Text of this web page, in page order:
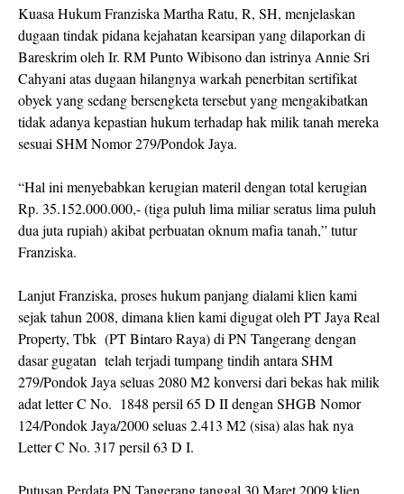
Kuasa Hukum Franziska Martha Ratu, R, SH, menjelaskan
dugaan tindak pidana kejahatan kearsipan yang dilaporkan di
Bareskrim oleh Ir. RM Punto Wibisono dan istrinya Annie Sri
Cahyani atas dugaan hilangnya warkah penerbitan sertifikat
obyek yang sedang bersengketa tersebut yang mengakibatkan
tidak adanya kepastian hukum terhadap hak milik tanah mereka
sesuai SHM Nomor 279/Pondok Jaya.
“Hal ini menyebabkan kerugian materil dengan total kerugian
Rp. 35.152.000.000,- (tiga puluh lima miliar seratus lima puluh
dua juta rupiah) akibat perbuatan oknum mafia tanah,” tutur
Franziska.
Lanjut Franziska, proses hukum panjang dialami klien kami
sejak tahun 2008, dimana klien kami digugat oleh PT Jaya Real
Property, Tbk (PT Bintaro Raya) di PN Tangerang dengan
dasar gugatan telah terjadi tumpang tindih antara SHM
279/Pondok Jaya seluas 2080 M2 konversi dari bekas hak milik
adat letter C No. 1848 persil 65 D II dengan SHGB Nomor
124/Pondok Jaya/2000 seluas 2.413 M2 (sisa) alas hak nya
Letter C No. 317 persil 63 D I.
Putusan Perdata PN Tangerang tanggal 30 Maret 2009 klien